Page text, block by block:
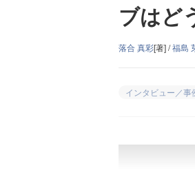
ブはど
落合 真彩[著] /福島
インタビュー／事